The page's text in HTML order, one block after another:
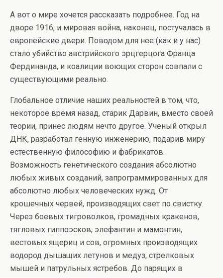
А вот о мире хочется рассказать подробнее. Год на
дворе 1916, и мировая война, наконец, постучалась в
европейские двери. Поводом для нее (как и у нас)
стало убийство австрийского эрцгерцога Франца
Фердинанда, и коалиции воющих сторон совпали с
существующими реально.
Глобальное отличие наших реальностей в том, что,
некоторое время назад, старик Дарвин, вместо своей
теории, принес людям нечто другое. Ученый открыл
ДНК, разработал генную инженерию, подарив миру
естественную философию и фабрикатов.
Возможность генетического создания абсолютно
любых живых созданий, запрограммированных для
абсолютно любых человеческих нужд. От
крошечных червей, производящих свет по свистку.
Через боевых тигроволков, громадных кракенов,
тягловых гиппоэсков, элефантин и мамонтин,
вестовых ящериц и сов, огромных производящих
водород дышащих летунов и медуз, стрелковых
мышей и патрульных ястребов. До парящих в